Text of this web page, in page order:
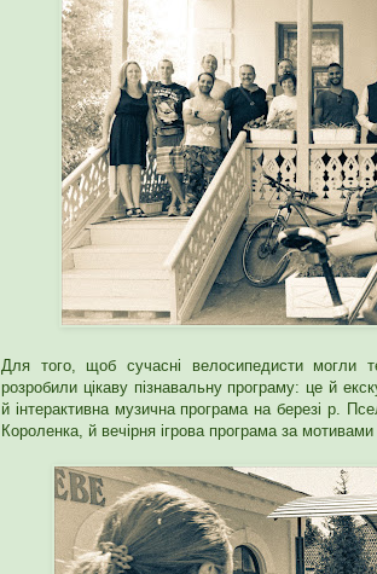
Для того, щоб сучасні велосипедисти могли
розробили цікаву пізнавальну програму: це й
й інтерактивна музична програма на березі р.
Короленка, й вечірня ігрова програма за